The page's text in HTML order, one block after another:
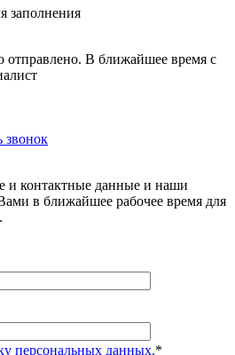
заполнения
В ближайшее время с
звонок
и контактные данные и наши
в ближайшее рабочее время для
персональных данных.*